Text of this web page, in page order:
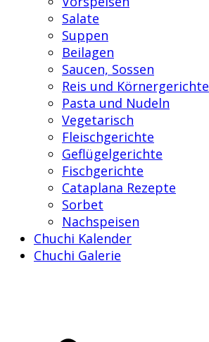
Salate
Suppen
Beilagen
Saucen, Sossen
Reis und Körnergerichte
Pasta und Nudeln
Vegetarisch
Fleischgerichte
Geflügelgerichte
Fischgerichte
Cataplana Rezepte
Sorbet
Nachspeisen
Chuchi Kalender
Chuchi Galerie